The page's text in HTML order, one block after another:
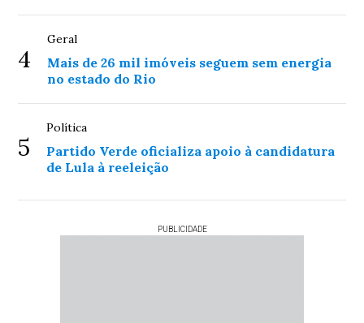
4
Geral
Mais de 26 mil imóveis seguem sem energia
no estado do Rio
5
Política
Partido Verde oficializa apoio à candidatura
de Lula à reeleição
PUBLICIDADE